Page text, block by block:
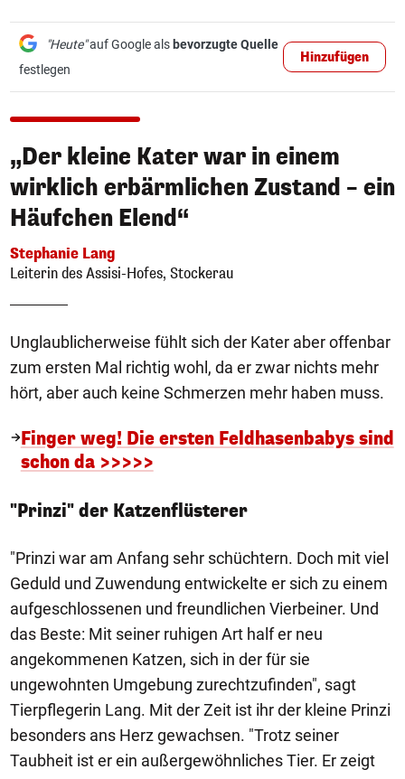
"Heute"auf Google als bevorzugte Quelle
festlegen
Hinzufügen
„Der kleine Kater war in einem
wirklich erbärmlichen Zustand – ein
Häufchen Elend“
Stephanie Lang
Leiterin des Assisi-Hofes, Stockerau
Unglaublicherweise fühlt sich der Kater aber offenbar
zum ersten Mal richtig wohl, da er zwar nichts mehr
hört, aber auch keine Schmerzen mehr haben muss.
Finger weg! Die ersten Feldhasenbabys sind
schon da >>>>>
"Prinzi" der Katzenflüsterer
"Prinzi war am Anfang sehr schüchtern. Doch mit viel
Geduld und Zuwendung entwickelte er sich zu einem
aufgeschlossenen und freundlichen Vierbeiner. Und
das Beste: Mit seiner ruhigen Art half er neu
angekommenen Katzen, sich in der für sie
ungewohnten Umgebung zurechtzufinden", sagt
Tierpflegerin Lang. Mit der Zeit ist ihr der kleine Prinzi
besonders ans Herz gewachsen. "Trotz seiner
Taubheit ist er ein außergewöhnliches Tier. Er zeigt